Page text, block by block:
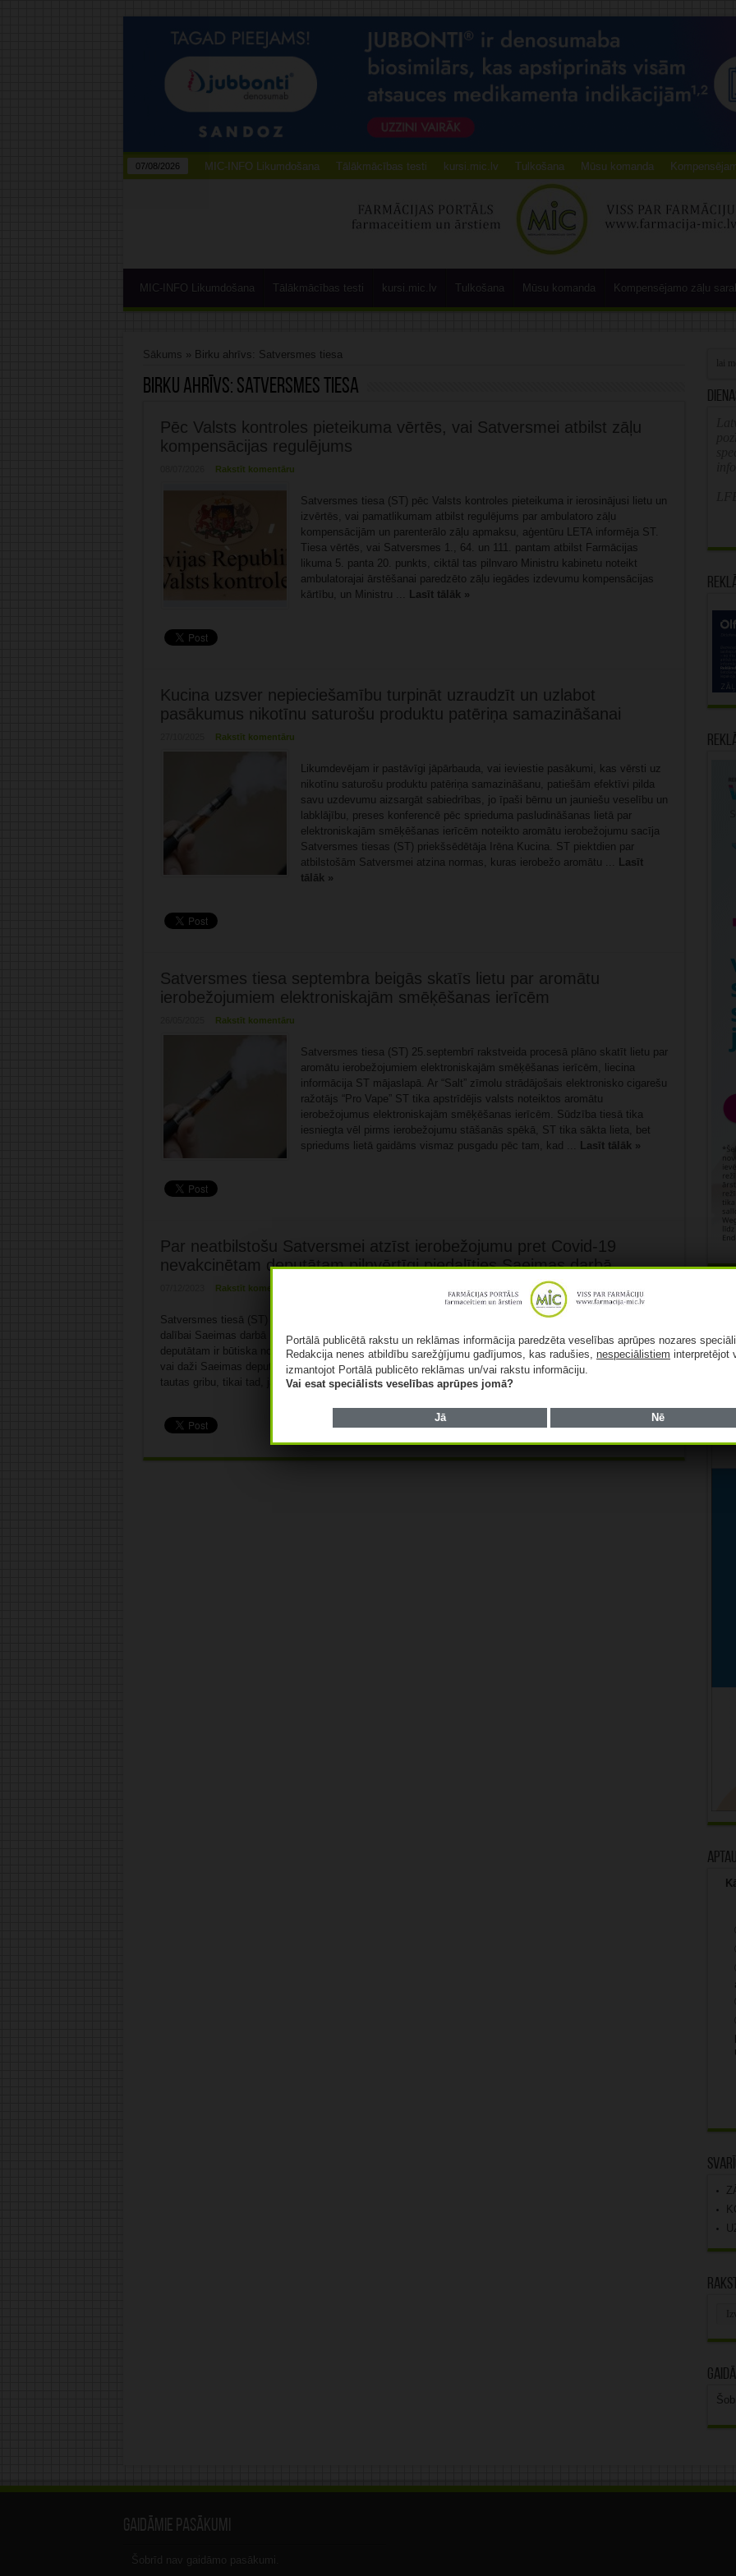
07/08/2026 MIC-INFO Likumdošana Tālākmācības testi kursi.mic.lv Tulkošana Mūsu komanda
MIC-INFO Likumdošana Tālākmācības testi kursi.mic.lv Tulkošana Mūsu komanda Kompensējamo zāļu
Sākums » Birku ahrīvs: Satversmes tiesa
Birku ahrīvs: Satversmes tiesa
Pēc Valsts kontroles pieteikuma vērtēs, vai Satversmei atbilst zāļu
kompensācijas regulējums
Rakstīt komentāru
Satversmes tiesa (ST) pēc Valsts kontroles pieteikuma ir ierosinājusi lietu un
izvērtēs, vai pamatlikumam atbilst regulējums par ambulatoro zāļu
kompensācijām un parenterālo zāļu apmaksu, aģentūru LETA informēja ST.
Tiesa vērtēs, vai Satversmes 1., 64. un 111. pantam atbilst Farmācijas
likuma 5. panta 20. punkts, ciktāl tas pilnvaro Ministru kabinetu noteikt
ambulatorajai ārstēšanai paredzēto zāļu iegādes izdevumu kompensācijas
kārtību, un Ministru ... Lasīt tālāk »
Kucina uzsver nepieciešamību turpināt uzraudzīt un uzlabot
pasākumus nikotīnu saturošu produktu patēriņa samazināšanai
Rakstīt komentāru
Likumdevējam ir pastāvīgi jāpārbauda, vai ieviestie pasākumi, kas vērsti uz
nikotīnu saturošu produktu patēriņa samazināšanu, patiešām efektīvi pilda
savu uzdevumu aizsargāt sabiedrības, jo īpaši bērnu un jauniešu veselību un
labklājību, preses konferencē pēc sprieduma pasludināšanas lietā par
elektroniskajām smēķēšanas ierīcēm noteikto aromātu ierobežojumu sacīja
Satversmes tiesas (ST) priekšsēdētāja Irēna Kucina. ST piektdien par
atbilstošām Satversmei atzina normas, kuras ierobežo aromātu ... Lasīt
tālāk »
Satversmes tiesa septembra beigās skatīs lietu par aromātu
ierobežojumiem elektroniskajām smēķēšanas ierīcēm
Rakstīt komentāru
Satversmes tiesa (ST) 25.septembrī rakstveida procesā plāno skatīt lietu par
aromātu ierobežojumiem elektroniskajām smēķēšanas ierīcēm, liecina
informācija ST mājaslapā. Ar “Salt” zīmolu strādājošais elektronisko cigarešu
ražotājs “Pro Vape” ST tika apstrīdējis valsts noteiktos aromātu
ierobežojumus elektroniskajām smēķēšanas ierīcēm. Sūdzība tiesā tika
iesniegta vēl pirms ierobežojumu stāšanās spēkā, ST tika sākta lieta, bet
spriedums lietā gaidāms vismaz pusgadu pēc tam, kad ... Lasīt tālāk »
Par neatbilstošu Satversmei atzīst ierobežojumu pret Covid-19
nevakcinētam deputātam pilnvērtīgi piedalīties Saeimas darbā
Rakstīt komentāru
Satversmes tiesā (ST) par neatbilstošām atzina normas, kuras kā priekšnoteikumu Saeimas deputāta
dalībai Saeimas darbā noteica vakcinēšanos pret Covid-19. Tiesā uzsver, ka ikvienam Saeimas
deputātam ir būtiska nozīme Latvijā kā parlamentārā demokrātijā. Arī tāds viedoklis, ko pauž tikai viens
vai daži Saeimas deputāti, ir būtisks Saeimas darbā. Saeimas deputāts var pārstāvēt tautu, tostarp paust
tautas gribu, tikai tad, ja viņam ...Lasīt tālāk »
Gaidāmie pasākumi
Šobrīd nav gaidāmo pasākumi.
Portālā publicētā rakstu un reklāmas informācija paredzēta veselības aprūpes nozares
Redakcija nenes atbildību sarežģījumu gadījumos, kas radušies,nespeciālistiem interpretējot
izmantojot Portālā publicēto reklāmas un/vai rakstu informāciju.
Vai esat speciālists veselības aprūpes jomā?
Jā Nē